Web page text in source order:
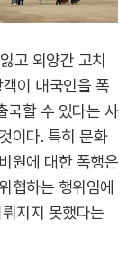
고 외양간 고치
이 내국인을 폭
국할 수 있다는 사
이다. 특히 문화
원에 대한 폭행은
협하는 행위임에
지지 못했다는